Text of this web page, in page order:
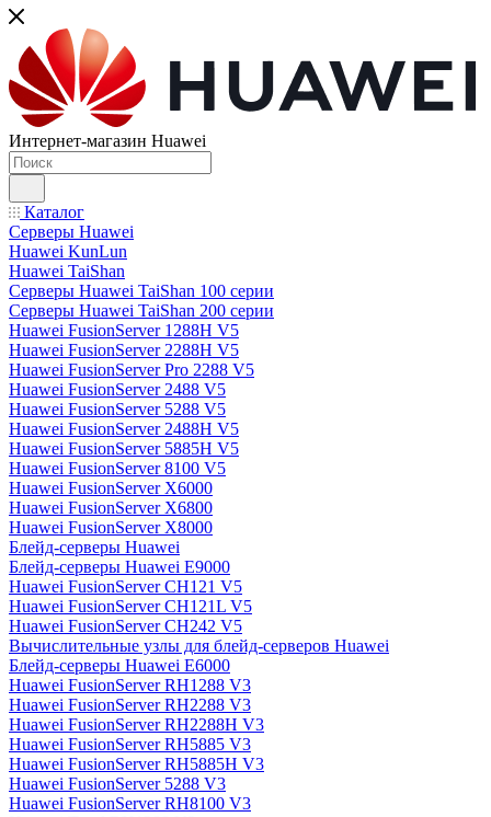
Интернет-магазин Huawei
Каталог
Серверы Huawei
Huawei KunLun
Huawei TaiShan
Серверы Huawei TaiShan 100 серии
Серверы Huawei TaiShan 200 серии
Huawei FusionServer 1288H V5
Huawei FusionServer 2288H V5
Huawei FusionServer Pro 2288 V5
Huawei FusionServer 2488 V5
Huawei FusionServer 5288 V5
Huawei FusionServer 2488H V5
Huawei FusionServer 5885H V5
Huawei FusionServer 8100 V5
Huawei FusionServer X6000
Huawei FusionServer X6800
Huawei FusionServer X8000
Блейд-серверы Huawei
Блейд-серверы Huawei E9000
Huawei FusionServer CH121 V5
Huawei FusionServer CH121L V5
Huawei FusionServer CH242 V5
Вычислительные узлы для блейд-серверов Huawei
Блейд-серверы Huawei E6000
Huawei FusionServer RH1288 V3
Huawei FusionServer RH2288 V3
Huawei FusionServer RH2288H V3
Huawei FusionServer RH5885 V3
Huawei FusionServer RH5885H V3
Huawei FusionServer 5288 V3
Huawei FusionServer RH8100 V3